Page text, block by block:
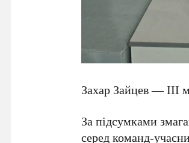
Захар Зайцев — ІІІ
За підсумками
серед команд-